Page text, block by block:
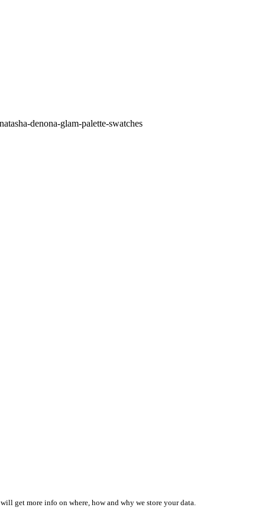
natasha-denona-glam-palette-swatches
get more info on where, how and why we store your data.